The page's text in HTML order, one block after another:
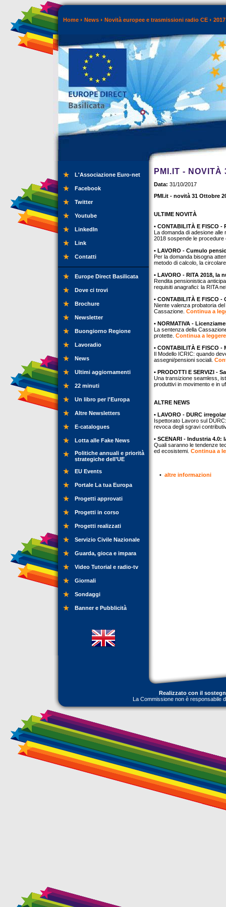
Home News Novità europee e trasmissioni radio CE 2017
L'Associazione Euro-net
Facebook
Twitter
Youtube
LinkedIn
Link
Contatti
Europe Direct Basilicata
Dove ci trovi
Brochure
Newsletter
Buongiorno Regione
Lavoradio
News
Ultimi aggiornamenti
22 minuti
Un libro per l'Europa
Altre Newsletters
E-catalogues
Lotta alle Fake News
Politiche annuali e priorità
strategiche dell’UE
EU Events
Portale La tua Europa
Progetti approvati
Progetti in corso
Progetti realizzati
Servizio Civile Nazionale
Guarda, gioca e impara
Video Tutorial e radio-tv
Giornali
Sondaggi
Banner e Pubblicità
PMI.IT - NOVITÀ
Data: 31/10/2017
PMI.it - novità 31 Ottobre
ULTIME NOVITÀ
• CONTABILITÀ E FISCO
La domanda di adesione
2018 sospende le
• LAVORO - Cumulo
Per la domanda bisogna
metodo di calcolo, la
• LAVORO - RITA 2018,
Rendita pensionistica
requisiti anagrafici: la RITA
• CONTABILITÀ E FISCO
Niente valenza probatoria
Cassazione. Continua a
• NORMATIVA -
La sentenza della
protette. Continua a
• CONTABILITÀ E FISCO
Il Modello ICRIC: quando
assegni/pensioni sociali.
• PRODOTTI E SERVIZI -
Una transizione seamless,
produttivi in movimento e in
ALTRE NEWS
• LAVORO - DURC
Ispettorato Lavoro sul
revoca degli sgravi
• SCENARI - Industria
Quali saranno le tendenze
ed ecosistemi. Continua a
• altre informazioni
Realizzato con il
La Commissione non è responsabile